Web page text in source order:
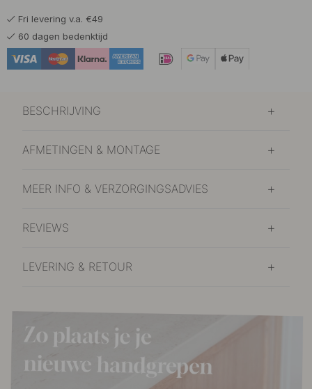
Fri levering v.a. €49
60 dagen bedenktijd
BESCHRIJVING
AFMETINGEN & MONTAGE
MEER INFO & VERZORGINGSADVIES
REVIEWS
LEVERING & RETOUR